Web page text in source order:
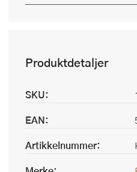
Produktdetaljer
SKU:
EAN:
Artikkelnummer: